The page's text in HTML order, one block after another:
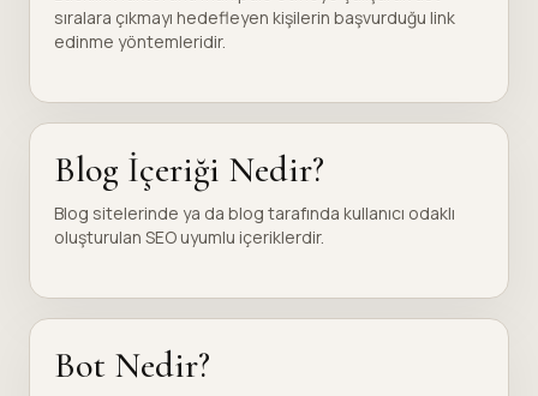
sıralara çıkmayı hedefleyen kişilerin başvurduğu link
edinme yöntemleridir.
Blog İçeriği Nedir?
Blog sitelerinde ya da blog tarafında kullanıcı odaklı
oluşturulan SEO uyumlu içeriklerdir.
Bot Nedir?